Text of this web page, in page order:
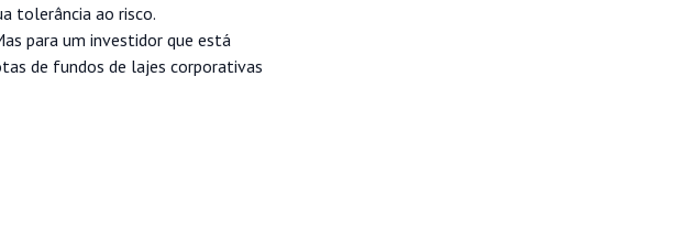
tolerância ao risco.
para um investidor que está
de fundos de lajes corporativas